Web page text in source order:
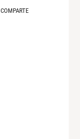
COMPARTE